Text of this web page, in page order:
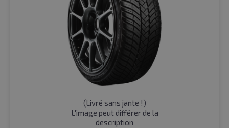
(Livré sans jante !)
L'image peut différer de la
description